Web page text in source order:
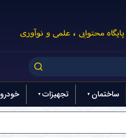
ساختمان تجهیزات خودرو